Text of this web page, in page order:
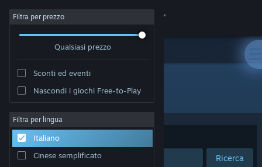
Accedi
Informazioni
Assistenza
Filtra per prezzo
Qualsiasi prezzo
Sconti ed eventi
Nascondi i giochi Free-to-Play
Filtra per lingua
Italiano
Cinese semplificato
Sviluppatore: gurkenlabs
Ordina per Rilevanza
Ricerca